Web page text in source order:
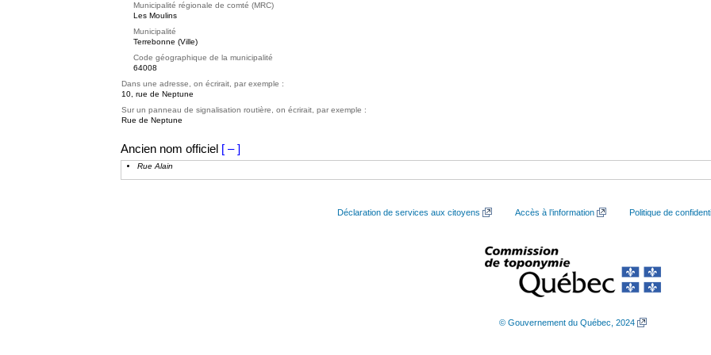
Municipalité régionale de comté (MRC)
Les Moulins
Municipalité
Terrebonne (Ville)
Code géographique de la municipalité
64008
Dans une adresse, on écrirait, par exemple :
10, rue de Neptune
Sur un panneau de signalisation routière, on écrirait, par exemple :
Rue de Neptune
Ancien nom officiel [ – ]
Rue Alain
Déclaration de services aux citoyens Accès à l’information Politique de
© Gouvernement du Québec, 2024